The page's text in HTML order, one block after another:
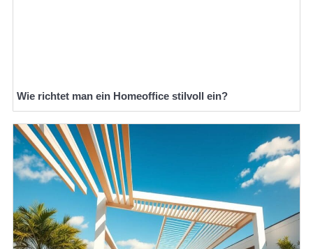
Wie richtet man ein Homeoffice stilvoll ein?